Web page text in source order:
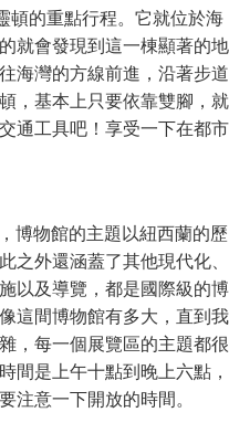
頓的重點行程。它就位於海
就會發現到這一棟顯著的地
海灣的方線前進，沿著步道
，基本上只要依靠雙腳，就
通工具吧！享受一下在都市
博物館的主題以紐西蘭的歷
之外還涵蓋了其他現代化、
以及導覽，都是國際級的博
這間博物館有多大，直到我
，每一個展覽區的主題都很
間是上午十點到晚上六點，
注意一下開放的時間。